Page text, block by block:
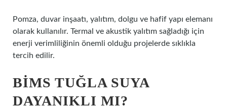
Pomza, duvar inşaatı, yalıtım, dolgu ve hafif yapı elemanı
olarak kullanılır. Termal ve akustik yalıtım sağladığı için
enerji verimliliğinin önemli olduğu projelerde sıklıkla
tercih edilir.
BIMS TUĞLA SUYA
DAYANIKLI MI?